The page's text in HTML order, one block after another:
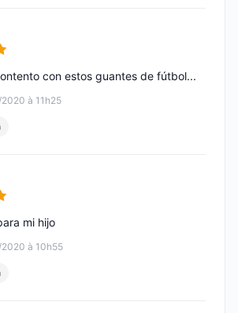
à 11h25
con estos guantes de fútbol...
à 10h55
mi hijo